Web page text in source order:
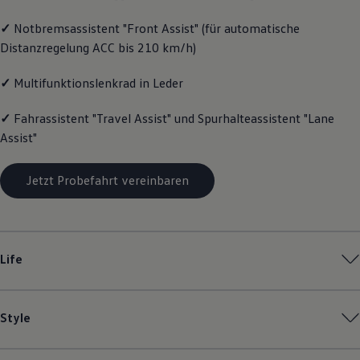
Lifestyle
Transport
Familie
Volkswagen R
Volkswagen Kundenbetreuung
✓ Notbremsassistent "Front Assist" (für automatische
Distanzregelung ACC bis 210 km/h)
✓ Multifunktionslenkrad in Leder
✓ Fahrassistent "Travel Assist" und Spurhalteassistent "Lane
Assist"
Jetzt Probefahrt vereinbaren
Life
Style